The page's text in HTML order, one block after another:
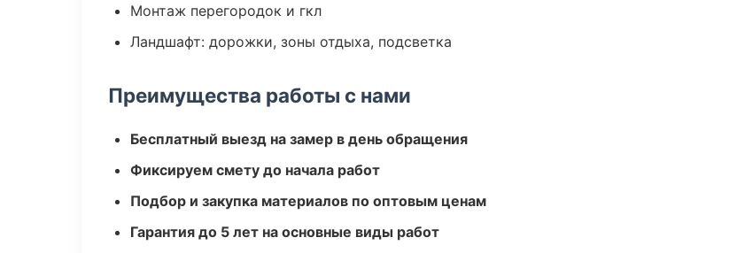
Монтаж перегородок и гкл
Ландшафт: дорожки, зоны отдыха, подсветка
Преимущества работы с нами
Бесплатный выезд на замер в день обращения
Фиксируем смету до начала работ
Подбор и закупка материалов по оптовым ценам
Гарантия до 5 лет на основные виды работ